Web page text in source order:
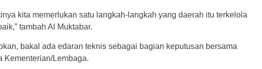
kita memerlukan satu langkah-langkah yang daerah itu terkelola
tambah Al Muktabar.
bakal ada edaran teknis sebagai bagian keputusan bersama
Kementerian/Lembaga.